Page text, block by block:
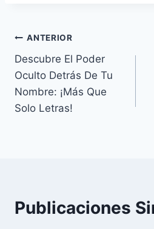
Navegación
de
entradas
ANTERIOR
Descubre El Poder
Oculto Detrás De Tu
Nombre: ¡Más Que
Solo Letras!
Publicaciones